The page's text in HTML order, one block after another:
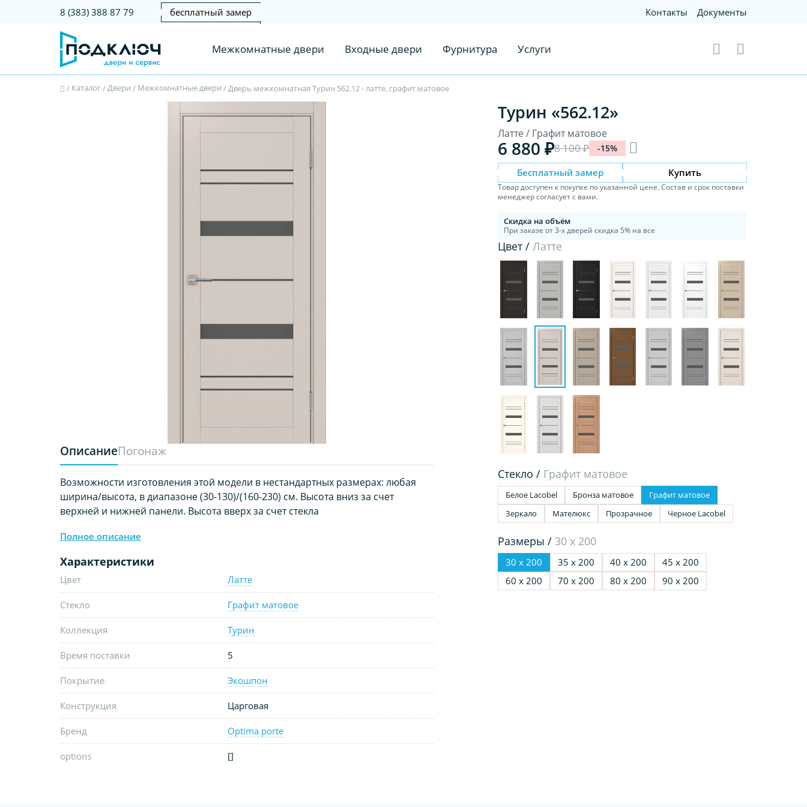
8 (383) 388 87 79 бесплатный замер Контакты Документы
Межкомнатные двери Входные двери Фурнитура Услуги
/ Каталог/Двери / Межкомнатные двери /Дверь межкомнатная Турин 562.12 - латте, графит матовое
ОписаниеПогонаж
Возможности изготовления этой модели в нестандартных размерах: любая
ширина/высота, в диапазоне (30-130)/(160-230) см. Высота вниз за счет
верхней и нижней панели. Высота вверх за счет стекла
Полное описание
Характеристики
Цвет Латте
Стекло Графит матовое
Коллекция Турин
Время поставки 5
Покрытие Экошпон
Конструкция Царговая
Бренд Optima porte
options []
Турин «562.12»
Латте / Графит матовое
6 880 ₽8 100 ₽ -15%
Бесплатный замер Купить
Товар доступен к покупке по указанной цене. Состав и срок поставки
менеджер согласует с вами.
Скидка на объём
При заказе от 3-х дверей скидка 5% на все
Цвет /Латте
Стекло / Графит матовое
Белое Lacobel Бронза матовое
Графит матовое
Зеркало
Мателюкс Прозрачное Черное Lacobel
Размеры / 30 х 200
30 х 200 35 х 200 40 х 200
45 х 200
60 х 200
70 х 200 80 х 200 90 х 200